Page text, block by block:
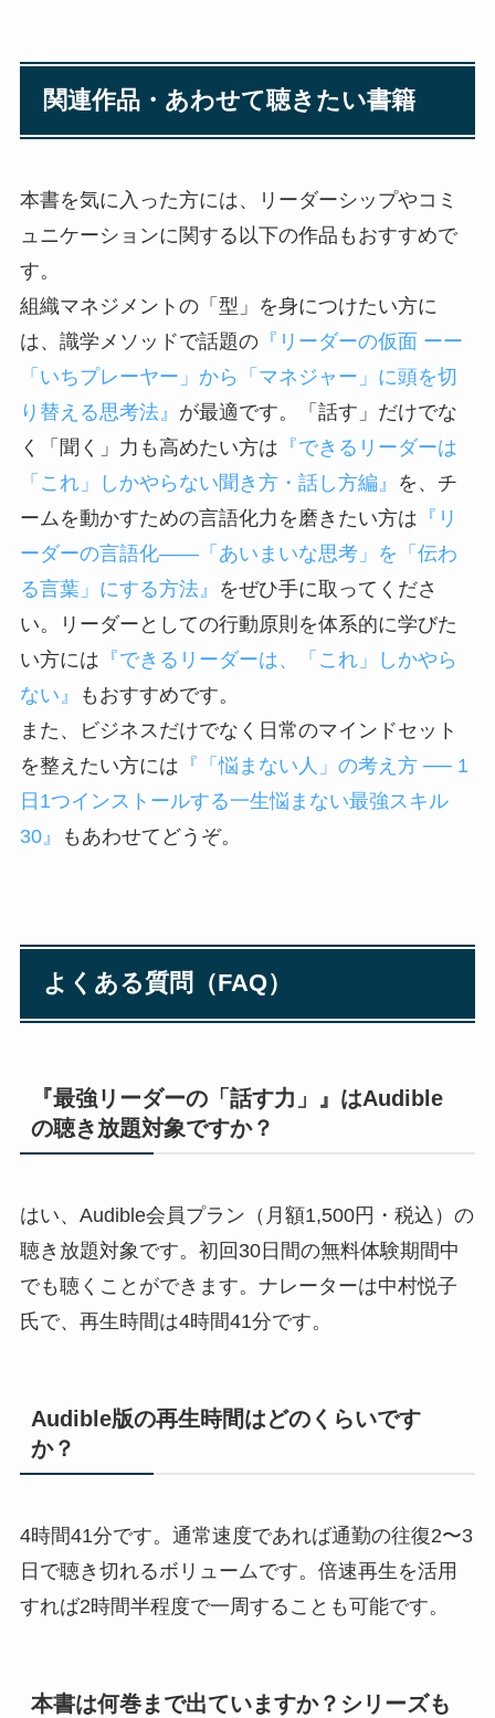
関連作品・あわせて聴きたい書籍
本書を気に入った方には、リーダーシップやコミ
ュニケーションに関する以下の作品もおすすめで
す。
組織マネジメントの「型」を身につけたい方に
は、識学メソッドで話題の『リーダーの仮面 ーー
「いちプレーヤー」から「マネジャー」に頭を切
り替える思考法』 が最適です。「話す」だけでな
く「聞く」力も高めたい方は 『できるリーダーは
「これ」しかやらない聞き方・話し方編』
を、チ
ームを動かすための言語化力を磨きたい方は 『リ
ーダーの言語化――「あいまいな思考」を「伝わ
る言葉」にする方法』
をぜひ手に取ってくださ
い。リーダーとしての行動原則を体系的に学びた
い方には 『できるリーダーは、「これ」しかやら
ない』
もおすすめです。
また、ビジネスだけでなく日常のマインドセット
を整えたい方には 『「悩まない人」の考え方 ── 1
日1つインストールする一生悩まない最強スキル
30』
もあわせてどうぞ。
よくある質問（FAQ）
『最強リーダーの「話す力」』はAudible
の聴き放題対象ですか？
はい、Audible会員プラン（月額1,500円・税込）の
聴き放題対象です。初回30日間の無料体験期間中
でも聴くことができます。ナレーターは中村悦子
氏で、再生時間は4時間41分です。
Audible版の再生時間はどのくらいです
か？
4時間41分です。通常速度であれば通勤の往復2〜3
日で聴き切れるボリュームです。倍速再生を活用
すれば2時間半程度で一周することも可能です。
本書は何巻まで出ていますか？シリーズも